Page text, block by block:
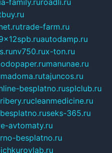
trade-farm.ru
autodamp.ru
nv750.rux-ton.ru
manunae.ru
madoma.rutajuncos.ru
besplatno.rusplclub.ru
ribery.rucleanmedicine.ru
seks-365.ru
avtomaty.ru
besplatno.ru